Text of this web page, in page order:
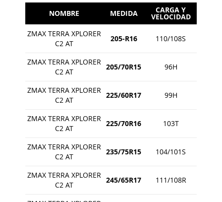
NOMBRE MEDIDA CARGA Y
VELOCIDAD
ZMAX TERRA XPLORER
C2 AT
205-R16 110/108S
ZMAX TERRA XPLORER
C2 AT
205/70R15 96H
ZMAX TERRA XPLORER
C2 AT
225/60R17 99H
ZMAX TERRA XPLORER
C2 AT
225/70R16 103T
ZMAX TERRA XPLORER
C2 AT
235/75R15 104/101S
ZMAX TERRA XPLORER
C2 AT
245/65R17 111/108R